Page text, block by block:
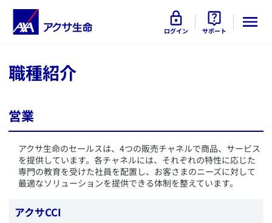
ログイン サポート
職種紹介
営業
​アクサ生命のセールスは、4つの販売チャネルで商品、サービス
を提供しています。各チャネルには、それぞれの特性に応じた
専門の教育を受けた社員を配置し、お客さまのニーズに対して
最適なソリューションを提供できる体制を整えています。
アクサCCI